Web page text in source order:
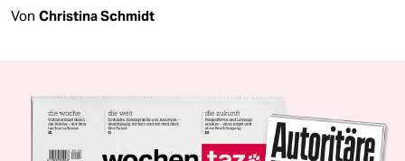
Von Christina Schmidt